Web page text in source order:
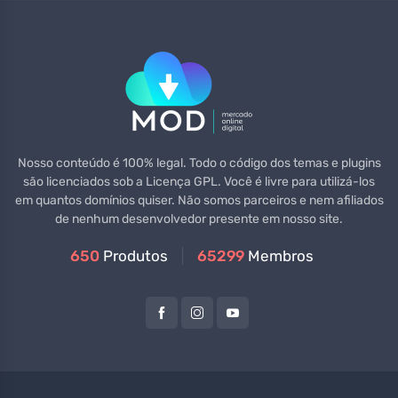
Nosso conteúdo é 100% legal. Todo o código dos temas e plugins
são licenciados sob a Licença GPL. Você é livre para utilizá-los
em quantos domínios quiser. Não somos parceiros e nem afiliados
de nenhum desenvolvedor presente em nosso site.
650 Produtos 65299 Membros